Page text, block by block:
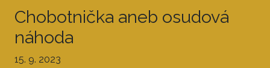
Chobotnička aneb osudová
náhoda
15. 9. 2023